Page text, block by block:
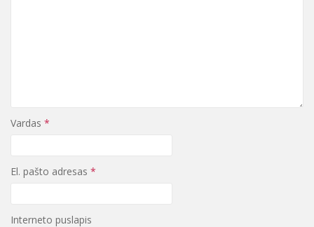
Vardas *
El. pašto adresas *
Interneto puslapis